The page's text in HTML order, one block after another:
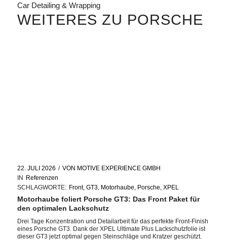
Car Detailing & Wrapping
WEITERES ZU PORSCHE
22. JULI 2026 / VON MOTIVE EXPERIENCE GMBH
IN
Referenzen
SCHLAGWORTE: Front, GT3, Motorhaube, Porsche, XPEL
Motorhaube foliert Porsche GT3: Das Front Paket für
den optimalen Lackschutz
Drei Tage Konzentration und Detailarbeit für das perfekte Front-Finish
eines Porsche GT3. Dank der XPEL Ultimate Plus Lackschutzfolie ist
dieser GT3 jetzt optimal gegen Steinschläge und Kratzer geschützt.